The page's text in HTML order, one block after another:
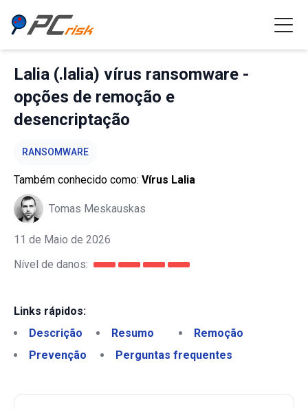
Lalia (.lalia) vírus ransomware -
opções de remoção e
desencriptação
RANSOMWARE
Também conhecido como: Vírus Lalia
Tomas Meskauskas
11 de Maio de 2026
Nível de danos:
Links rápidos:
Descrição
Resumo
Remoção
Prevenção
Perguntas frequentes